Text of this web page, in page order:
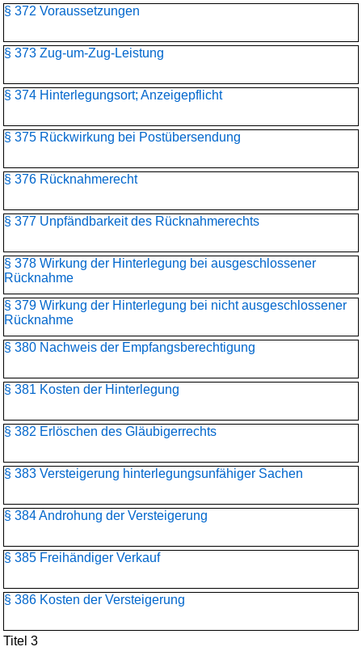
§ 372 Voraussetzungen
§ 373 Zug-um-Zug-Leistung
§ 374 Hinterlegungsort; Anzeigepflicht
§ 375 Rückwirkung bei Postübersendung
§ 376 Rücknahmerecht
§ 377 Unpfändbarkeit des Rücknahmerechts
§ 378 Wirkung der Hinterlegung bei ausgeschlossener
Rücknahme
§ 379 Wirkung der Hinterlegung bei nicht ausgeschlossener
Rücknahme
§ 380 Nachweis der Empfangsberechtigung
§ 381 Kosten der Hinterlegung
§ 382 Erlöschen des Gläubigerrechts
§ 383 Versteigerung hinterlegungsunfähiger Sachen
§ 384 Androhung der Versteigerung
§ 385 Freihändiger Verkauf
§ 386 Kosten der Versteigerung
Titel 3